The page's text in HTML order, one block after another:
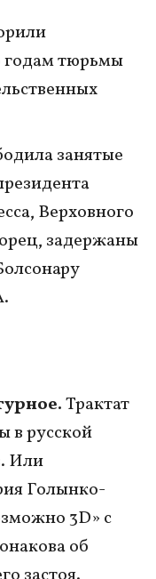
годам тюрьмы
занятые
Верховного
задержаны
Трактат
в русской
Или
Голынко-
3D» с
об